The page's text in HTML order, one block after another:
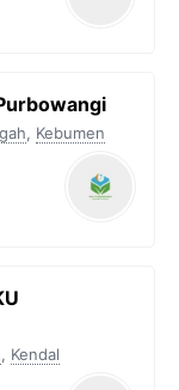
, Kebumen
, Kendal